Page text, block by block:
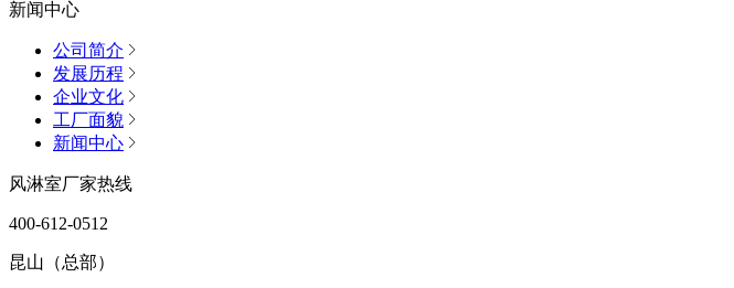
新闻中心
公司简介
发展历程
企业文化
工厂面貌
新闻中心
风淋室厂家热线
400-612-0512
昆山（总部）